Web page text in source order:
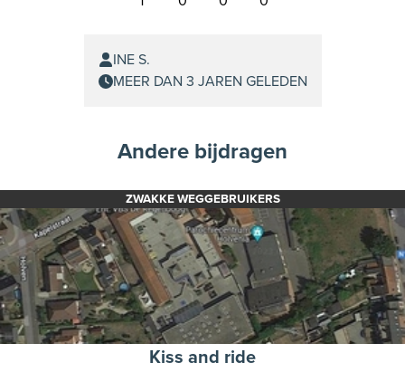
INE S.
MEER DAN 3 JAREN GELEDEN
Andere bijdragen
ZWAKKE WEGGEBRUIKERS
Kiss and ride